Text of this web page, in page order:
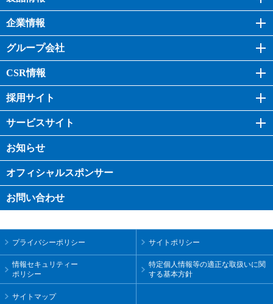
企業情報
グループ会社
CSR情報
採用サイト
サービスサイト
お知らせ
オフィシャルスポンサー
お問い合わせ
プライバシーポリシー サイトポリシー
情報セキュリティー
ポリシー
特定個人情報等の適正な取扱いに関
する基本方針
サイトマップ